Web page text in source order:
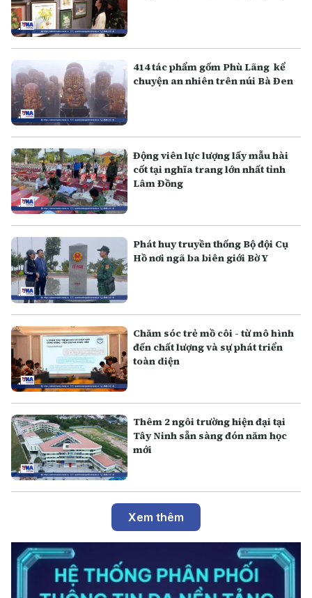
414 tác phẩm gốm Phù Lãng kể
chuyện an nhiên trên núi Bà Đen
Động viên lực lượng lấy mẫu hài
cốt tại nghĩa trang lớn nhất tỉnh
Lâm Đồng
Phát huy truyền thống Bộ đội Cụ
Hồ nơi ngã ba biên giới Bờ Y
Chăm sóc trẻ mồ côi - từ mô hình
đến chất lượng và sự phát triển
toàn diện
Thêm 2 ngôi trường hiện đại tại
Tây Ninh sẵn sàng đón năm học
mới
Xem thêm